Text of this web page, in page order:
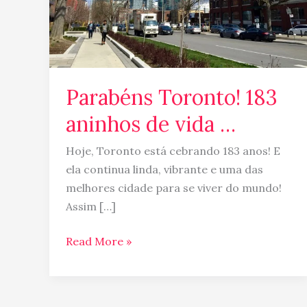
Parabéns Toronto! 183
aninhos de vida …
Hoje, Toronto está cebrando 183 anos! E
ela continua linda, vibrante e uma das
melhores cidade para se viver do mundo!
Assim […]
Read More »